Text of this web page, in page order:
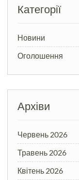
Категорії
Новини
Оголошення
Архіви
Червень 2026
Травень 2026
Квітень 2026